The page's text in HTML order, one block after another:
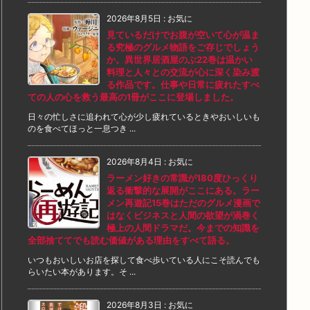
2026年8月5日 : お気に
見ているだけでお腹が空いて心が温ま
る究極のグルメ物語をご存じでしょう
か。異世界居酒屋のぶ22巻は温かい
料理と人々との交流が心に深く染み渡
る作品です。仕事や日常に疲れたすべ
ての人の心を救う最高の1冊がここに登場しました。
日々の忙しさに追われて心が少し疲れているときやおいしいも
のを食べてほっと一息つき ...
2026年8月4日 : お気に
ラーメン好きの常識が180度ひっくり
返る衝撃的な展開がここにある。ラー
メン再遊記15巻はただのグルメ漫画で
はなくビジネスと人間の欲望が渦巻く
極上の人間ドラマだ。今までの知識を
全部捨ててでも読む価値がある理由をすべて語る。
いつもおいしいお店を探して食べ歩いている人にこそ読んでも
らいたい本があります。そ ...
2026年8月3日 : お気に